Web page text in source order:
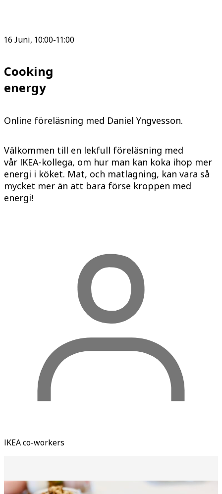
16 Juni, 10:00-11:00
Cooking
energy
Online föreläsning med Daniel Yngvesson.
Välkommen till en lekfull föreläsning med
vår IKEA-kollega, om hur man kan koka ihop mer
energi i köket. Mat, och matlagning, kan vara så
mycket mer än att bara förse kroppen med
energi!
IKEA co-workers